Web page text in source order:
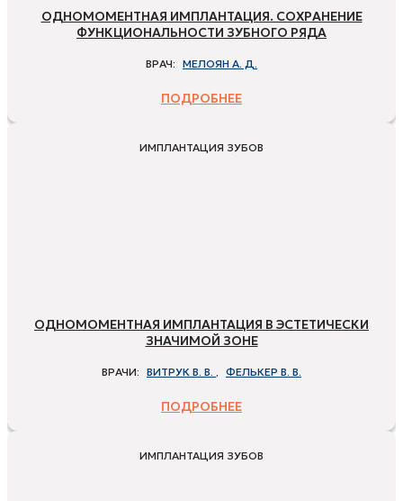
ОДНОМОМЕНТНАЯ ИМПЛАНТАЦИЯ. СОХРАНЕНИЕ
ФУНКЦИОНАЛЬНОСТИ ЗУБНОГО РЯДА
ВРАЧ: МЕЛОЯН А. Д.
ПОДРОБНЕЕ
ИМПЛАНТАЦИЯ ЗУБОВ
ОДНОМОМЕНТНАЯ ИМПЛАНТАЦИЯ В ЭСТЕТИЧЕСКИ
ЗНАЧИМОЙ ЗОНЕ
ВРАЧИ: ВИТРУК В. В. , ФЕЛЬКЕР В. В.
ПОДРОБНЕЕ
ИМПЛАНТАЦИЯ ЗУБОВ